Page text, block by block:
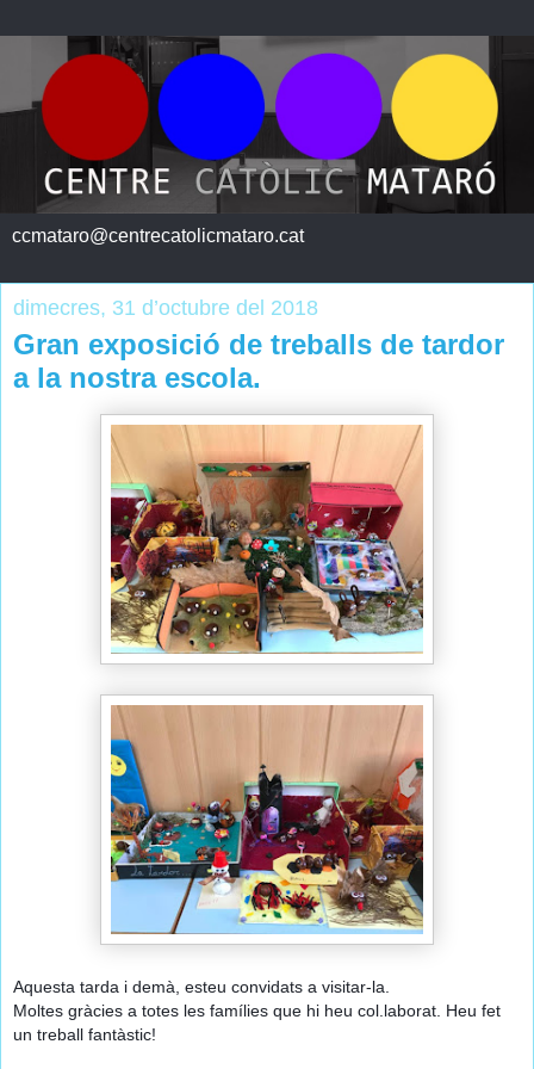
ccmataro@centrecatolicmataro.cat
dimecres, 31 d’octubre del 2018
Gran exposició de treballs de tardor
a la nostra escola.
Aquesta tarda i demà, esteu convidats a visitar-la.
Moltes gràcies a totes les famílies que hi heu col.laborat. Heu fet
un treball fantàstic!